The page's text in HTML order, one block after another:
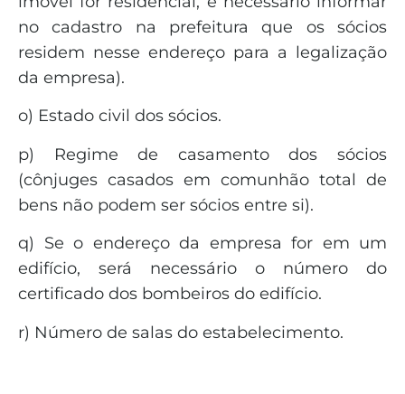
no cadastro na prefeitura que os sócios
residem nesse endereço para a legalização
da empresa).
o) Estado civil dos sócios.
p) Regime de casamento dos sócios
(cônjuges casados em comunhão total de
bens não podem ser sócios entre si).
q) Se o endereço da empresa for em um
edifício, será necessário o número do
certificado dos bombeiros do edifício.
r) Número de salas do estabelecimento.